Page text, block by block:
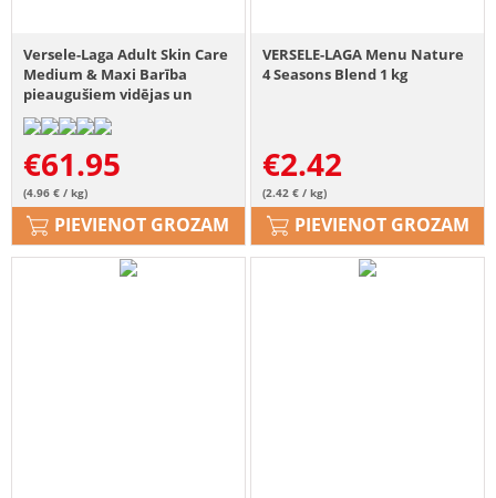
Versele-Laga Adult Skin Care
Medium & Maxi Barība
pieaugušiem vidējas un
lielas šķirnes suņiem ar lasi
un rīsiem 12,5 kg
€61.95
(4.96 € / kg)
PIEVIENOT GROZAM
VERSELE-LAGA Menu Nature
4 Seasons Blend 1 kg
€2.42
(2.42 € / kg)
PIEVIENOT GROZAM